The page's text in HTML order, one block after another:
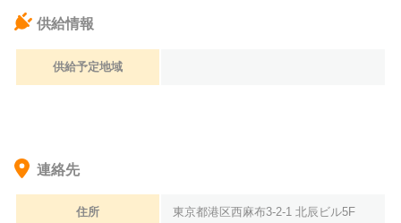
供給情報
供給予定地域
連絡先
住所 東京都港区西麻布3-2-1 北辰ビル5F